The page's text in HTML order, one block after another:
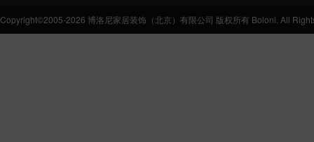
Copyright©2005-2026 博洛尼家居装饰（北京）有限公司 版权所有 Boloni. All